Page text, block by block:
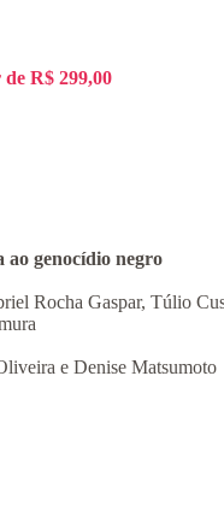
R$ 299,00
ao genocídio negro
Rocha Gaspar, Túlio
e Denise Matsumoto